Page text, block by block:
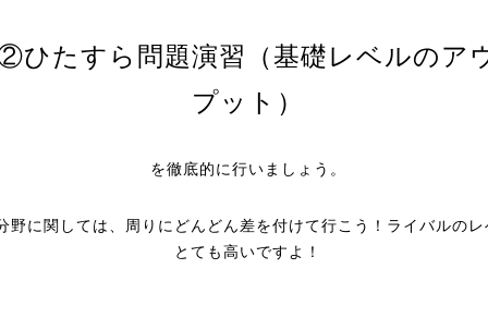
たすら問題演習（基礎レベルのア
プット）
を徹底的に行いましょう。
野に関しては、周りにどんどん差を付けて行こう！ライバルのレ
とても高いですよ！